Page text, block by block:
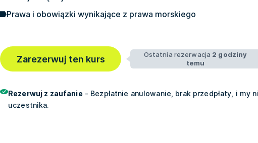
Prawa i obowiązki wynikające z prawa morskiego
Zarezerwuj ten kurs Ostatnia rezerwacja 2 godziny
temu
Rezerwuj z zaufanie- Bezpłatnie anulowanie, brak przedpłaty, i my
uczestnika.